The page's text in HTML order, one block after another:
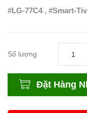
#LG-77C4 , #Smart-
Số lượng
Đặt Hàng